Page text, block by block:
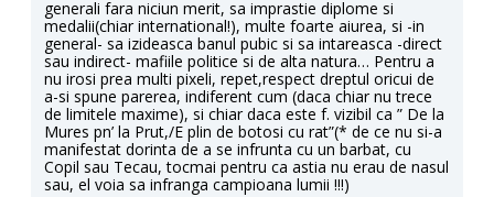
generali fara niciun merit, sa imprastie diplome si
medalii(chiar international!), multe foarte aiurea, si -in
general- sa izideasca banul pubic si sa intareasca -direct
sau indirect- mafiile politice si de alta natura… Pentru a
nu irosi prea multi pixeli, repet,respect dreptul oricui de
a-si spune parerea, indiferent cum (daca chiar nu trece
de limitele maxime), si chiar daca este f. vizibil ca ” De la
Mures pn’ la Prut,/E plin de botosi cu rat”(* de ce nu si-a
manifestat dorinta de a se infrunta cu un barbat, cu
Copil sau Tecau, tocmai pentru ca astia nu erau de nasul
sau, el voia sa infranga campioana lumii !!!)